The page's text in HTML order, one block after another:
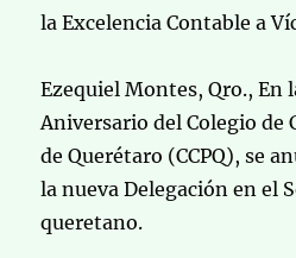
la Excelencia Contable a
Ezequiel Montes, Qro., En
Aniversario del Colegio de
de Querétaro (CCPQ), se
la nueva Delegación en el
queretano.